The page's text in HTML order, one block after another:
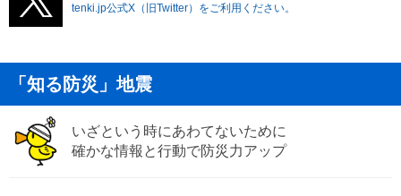
tenki.jp公式X（旧Twitter）をご利用ください。
「知る防災」地震
いざという時にあわてないために
確かな情報と行動で防災力アップ